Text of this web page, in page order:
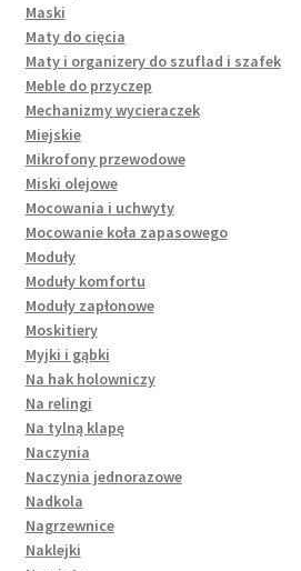
Maski
Maty do cięcia
Maty i organizery do szuflad i szafek
Meble do przyczep
Mechanizmy wycieraczek
Miejskie
Mikrofony przewodowe
Miski olejowe
Mocowania i uchwyty
Mocowanie koła zapasowego
Moduły
Moduły komfortu
Moduły zapłonowe
Moskitiery
Myjki i gąbki
Na hak holowniczy
Na relingi
Na tylną klapę
Naczynia
Naczynia jednorazowe
Nadkola
Nagrzewnice
Naklejki